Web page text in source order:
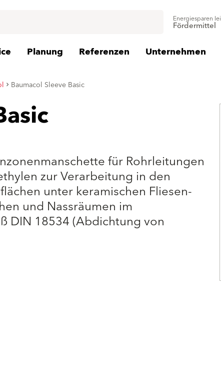
Energiesparen
Fördermittel
Planung Referenzen Unternehmen
Baumacol Sleeve Basic
für Rohrleitungen
zur Verarbeitung in den
unter keramischen Fliesen-
und Nassräumen im
DIN 18534 (Abdichtung von